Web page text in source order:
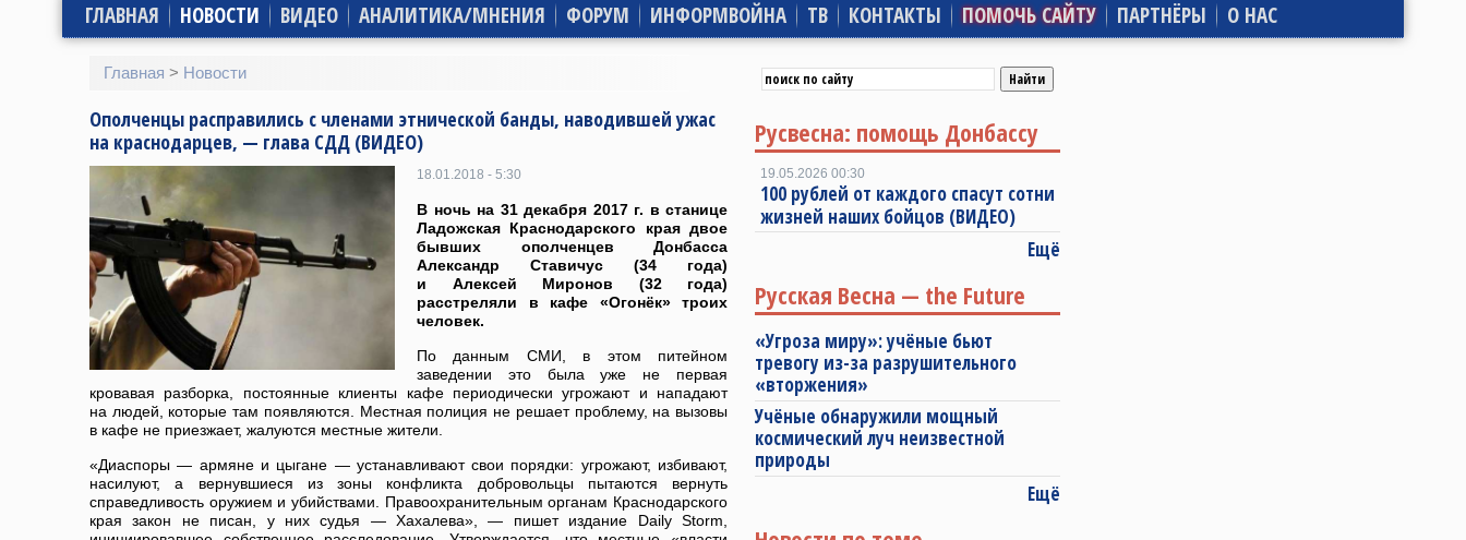
ГЛАВНАЯ НОВОСТИ ВИДЕО АНАЛИТИКА/МНЕНИЯ ФОРУМ ИНФОРМВОЙНА ТВ КОНТАКТЫ ПОМОЧЬ САЙТУ ПАРТНЁРЫ О НАС
Главная > Новости
Ополченцы расправились с членами этнической банды, наводившей ужас
на краснодарцев, — глава СДД (ВИДЕО)
18.01.2018 - 5:30
В ночь на 31 декабря 2017 г. в станице
Ладожская Краснодарского края двое
бывших ополченцев Донбасса
Александр Ставичус (34 года)
и Алексей Миронов (32 года)
расстреляли в кафе «Огонёк» троих
человек.
По данным СМИ, в этом питейном
заведении это была уже не первая
кровавая разборка, постоянные клиенты кафе периодически угрожают и нападают
на людей, которые там появляются. Местная полиция не решает проблему, на вызовы
в кафе не приезжает, жалуются местные жители.
«Диаспоры — армяне и цыгане — устанавливают свои порядки: угрожают, избивают,
насилуют, а вернувшиеся из зоны конфликта добровольцы пытаются вернуть
справедливость оружием и убийствами. Правоохранительным органам Краснодарского
края закон не писан, у них судья — Хахалева», — пишет издание Daily Storm,
Русвесна: помощь Донбассу
19.05.2026 00:30
100 рублей от каждого спасут сотни
жизней наших бойцов (ВИДЕО)
Ещё
Русская Весна — the Future
«Угроза миру»: учёные бьют
тревогу из-за разрушительного
«вторжения»
Учёные обнаружили мощный
космический луч неизвестной
природы
Ещё